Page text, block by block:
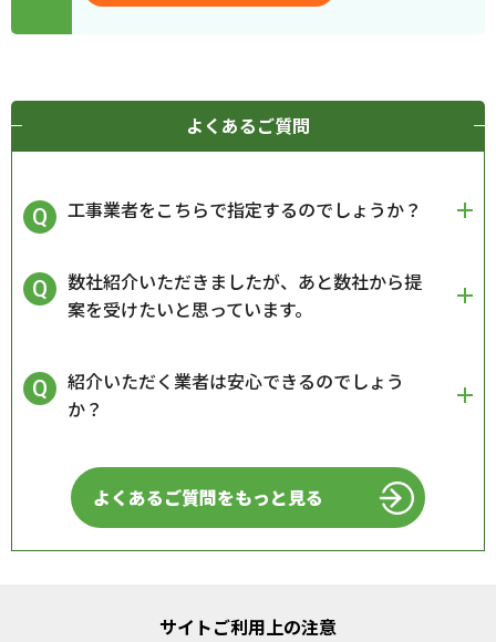
よくあるご質問
工事業者をこちらで指定するのでしょうか？
数社紹介いただきましたが、あと数社から提
案を受けたいと思っています。
紹介いただく業者は安心できるのでしょう
か？
よくあるご質問をもっと見る
サイトご利用上の注意